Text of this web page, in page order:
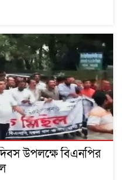
উপলক্ষে বিএনপির